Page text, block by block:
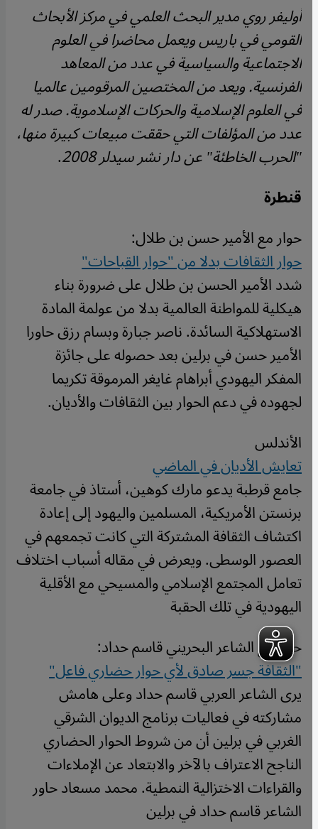
أوليفر روي مدير البحث العلمي في مركز الأبحاث
القومي في باريس ويعمل محاضرا في العلوم
الاجتماعية والسياسية في عدد من المعاهد
الفرنسية. ويعد من المختصين المرقومين عالميا
في العلوم الإسلامية والحركات الإسلاموية. صدر له
عدد من المؤلفات التي حققت مبيعات كبيرة منها،
"الحرب الخاطئة" عن دار نشر سيدلر 2008
.
قنطرة
حوار مع الأمير حسن بن طلال:
حوار الثقافات بدلا من "حوار القباحات"
شدد الأمير الحسن بن طلال على ضرورة بناء
هيكلية للمواطنة العالمية بدلا من عولمة المادة
الاستهلاكية السائدة. ناصر جبارة وبسام رزق حاورا
الأمير حسن في برلين بعد حصوله على جائزة
المفكر اليهودي أبراهام غايغر المرموقة تكريما
لجهوده في دعم الحوار بين الثقافات والأديان.
الأندلس
تعايش الأديان في الماضي
جامع قرطبة يدعو مارك كوهين، أستاذ في جامعة
برنستن الأمريكية، المسلمين واليهود إلى إعادة
اكتشاف الثقافة المشتركة التي كانت تجمعهم في
العصور الوسطى. ويعرض في مقاله أسباب اختلاف
تعامل المجتمع الإسلامي والمسيحي مع الأقلية
اليهودية في تلك الحقبة
حوار مع الشاعر البحريني قاسم حداد:
"الثقافة جسر صادق لأي حوار حضاري فاعل"
يرى الشاعر العربي قاسم حداد وعلى هامش
مشاركته في فعاليات برنامج الديوان الشرقي
الغربي في برلين أن من شروط الحوار الحضاري
الناجح الاعتراف بالآخر والابتعاد عن الإملاءات
والقراءات الاختزالية النمطية. محمد مسعاد حاور
الشاعر قاسم حداد في برلين